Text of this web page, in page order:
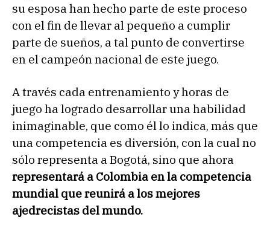
su esposa han hecho parte de este proceso
con el fin de llevar al pequeño a cumplir
parte de sueños, a tal punto de convertirse
en el campeón nacional de este juego.
A través cada entrenamiento y horas de
juego ha logrado desarrollar una habilidad
inimaginable, que como él lo indica, más que
una competencia es diversión, con la cual no
sólo representa a Bogotá, sino que ahora
representará a Colombia en la competencia
mundial que reunirá a los mejores
ajedrecistas del mundo.